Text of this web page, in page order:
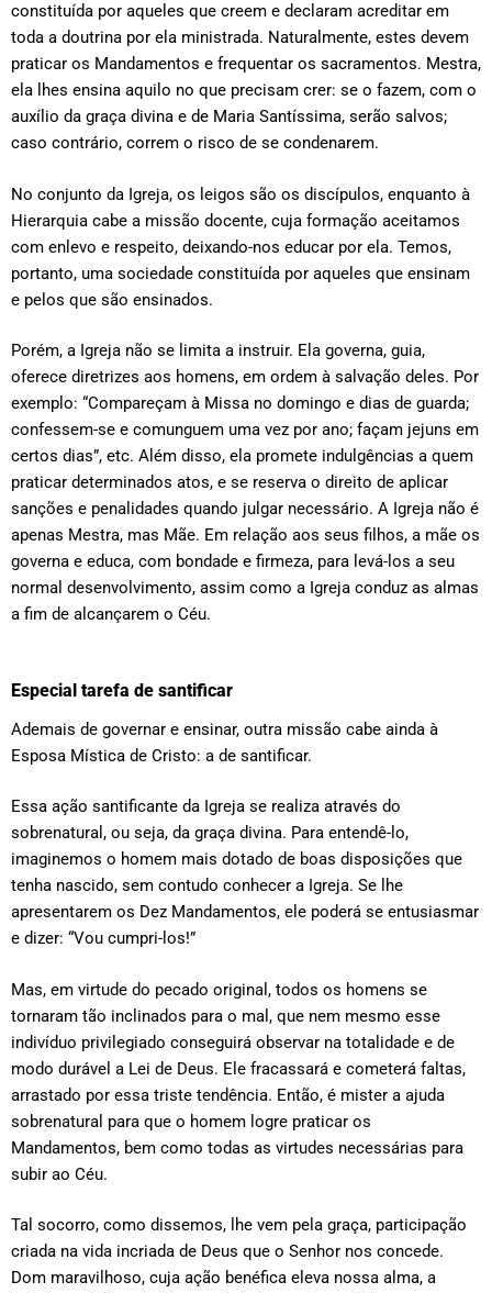
constituída por aqueles que creem e declaram acreditar em
toda a doutrina por ela ministrada. Naturalmente, estes devem
praticar os Mandamentos e frequentar os sacramentos. Mestra,
ela lhes ensina aquilo no que precisam crer: se o fazem, com o
auxílio da graça divina e de Maria Santíssima, serão salvos;
caso contrário, correm o risco de se condenarem.
No conjunto da Igreja, os leigos são os discípulos, enquanto à
Hierarquia cabe a missão docente, cuja formação aceitamos
com enlevo e respeito, deixando-nos educar por ela. Temos,
portanto, uma sociedade constituída por aqueles que ensinam
e pelos que são ensinados.
Porém, a Igreja não se limita a instruir. Ela governa, guia,
oferece diretrizes aos homens, em ordem à salvação deles. Por
exemplo: “Compareçam à Missa no domingo e dias de guarda;
confessem-se e comunguem uma vez por ano; façam jejuns em
certos dias”, etc. Além disso, ela promete indulgências a quem
praticar determinados atos, e se reserva o direito de aplicar
sanções e penalidades quando julgar necessário. A Igreja não é
apenas Mestra, mas Mãe. Em relação aos seus filhos, a mãe os
governa e educa, com bondade e firmeza, para levá-los a seu
normal desenvolvimento, assim como a Igreja conduz as almas
a fim de alcançarem o Céu.
Especial tarefa de santificar
Ademais de governar e ensinar, outra missão cabe ainda à
Esposa Mística de Cristo: a de santificar.
Essa ação santificante da Igreja se realiza através do
sobrenatural, ou seja, da graça divina. Para entendê-lo,
imaginemos o homem mais dotado de boas disposições que
tenha nascido, sem contudo conhecer a Igreja. Se lhe
apresentarem os Dez Mandamentos, ele poderá se entusiasmar
e dizer: “Vou cumpri-los!”
Mas, em virtude do pecado original, todos os homens se
tornaram tão inclinados para o mal, que nem mesmo esse
indivíduo privilegiado conseguirá observar na totalidade e de
modo durável a Lei de Deus. Ele fracassará e cometerá faltas,
arrastado por essa triste tendência. Então, é mister a ajuda
sobrenatural para que o homem logre praticar os
Mandamentos, bem como todas as virtudes necessárias para
subir ao Céu.
Tal socorro, como dissemos, lhe vem pela graça, participação
criada na vida incriada de Deus que o Senhor nos concede.
Dom maravilhoso, cuja ação benéfica eleva nossa alma, a